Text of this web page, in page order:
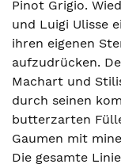
Pinot Grigio.
und Luigi Ulisse
ihren eigenen
aufzudrücken.
Machart und
durch seinen
butterzarten
Gaumen mit
Die gesamte